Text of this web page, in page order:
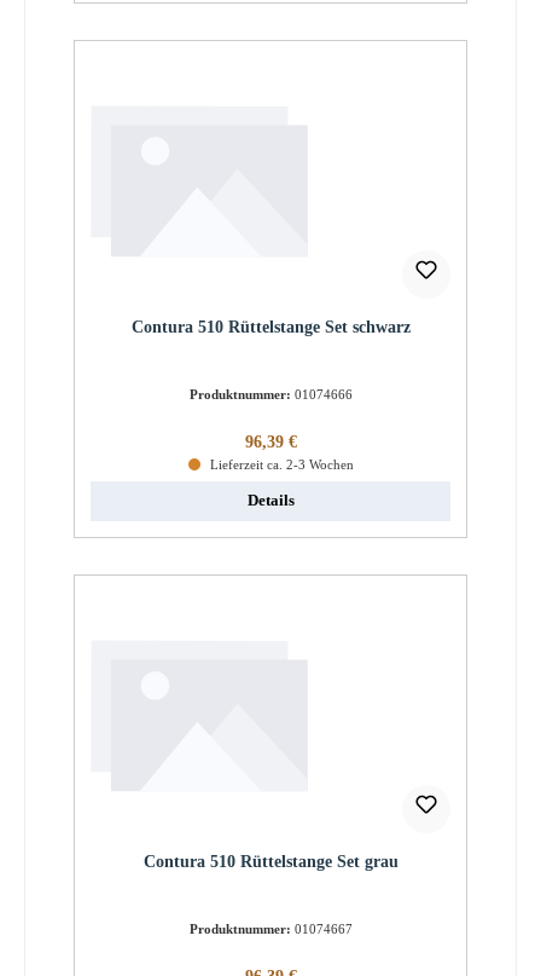
Contura 510 Rüttelstange Set schwarz
Produktnummer: 01074666
Regulärer Preis:
96,39 €
Lieferzeit ca. 2-3 Wochen
Details
Contura 510 Rüttelstange Set grau
Produktnummer: 01074667